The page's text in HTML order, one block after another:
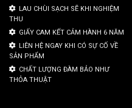
LAU CHÙI SẠCH SẼ KHI NGHIỆM
THU
GIẤY CAM KẾT CẢM HÀNH 6 NĂM
LIÊN HỆ NGAY KHI CÓ SỰ CỐ VỀ
SẢN PHẨM
CHẤT LƯỢNG ĐÀM BẢO NHƯ
THỎA THUẬT